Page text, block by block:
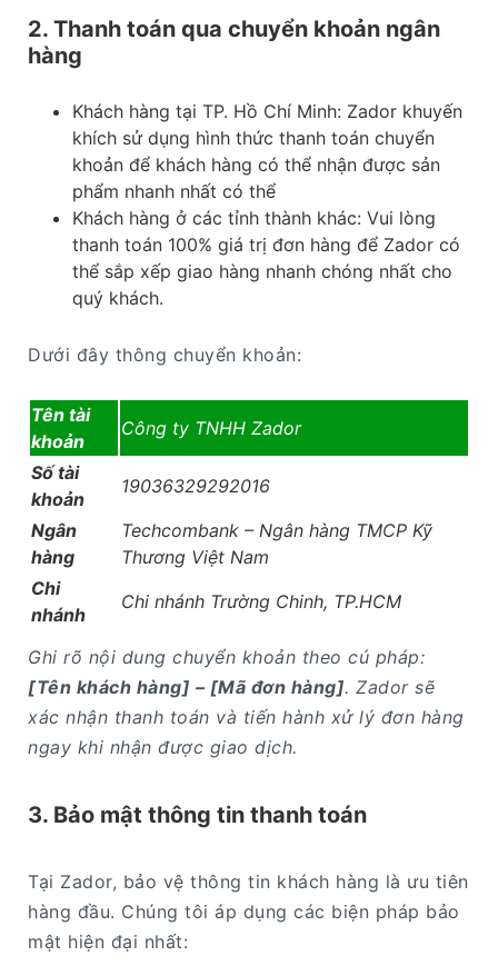
2. Thanh toán qua chuyển khoản ngân
hàng
Khách hàng tại TP. Hồ Chí Minh: Zador khuyến
khích sử dụng hình thức thanh toán chuyển
khoản để khách hàng có thể nhận được sản
phẩm nhanh nhất có thể
Khách hàng ở các tỉnh thành khác: Vui lòng
thanh toán 100% giá trị đơn hàng để Zador có
thể sắp xếp giao hàng nhanh chóng nhất cho
quý khách.
Dưới đây thông chuyển khoản:
Tên tài
khoản
Công ty TNHH Zador
Số tài
khoản
19036329292016
Ngân
hàng
Techcombank – Ngân hàng TMCP Kỹ
Thương Việt Nam
Chi
nhánh
Chi nhánh Trường Chinh, TP.HCM
Ghi rõ nội dung chuyển khoản theo cú pháp:
[Tên khách hàng] – [Mã đơn hàng]. Zador sẽ
xác nhận thanh toán và tiến hành xử lý đơn hàng
ngay khi nhận được giao dịch.
3. Bảo mật thông tin thanh toán
Tại Zador, bảo vệ thông tin khách hàng là ưu tiên
hàng đầu. Chúng tôi áp dụng các biện pháp bảo
mật hiện đại nhất: